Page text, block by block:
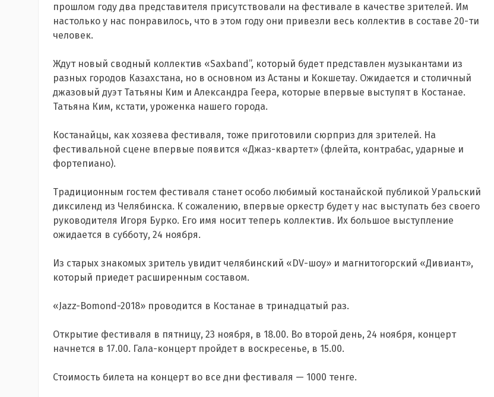
прошлом году два представителя присутствовали на фестивале в качестве зрителей. Им
настолько у нас понравилось, что в этом году они привезли весь коллектив в составе 20-ти
человек.
Ждут новый сводный коллектив «Saxband”, который будет представлен музыкантами из
разных городов Казахстана, но в основном из Астаны и Кокшетау. Ожидается и столичный
джазовый дуэт Татьяны Ким и Александра Геера, которые впервые выступят в Костанае.
Татьяна Ким, кстати, уроженка нашего города.
Костанайцы, как хозяева фестиваля, тоже приготовили сюрприз для зрителей. На
фестивальной сцене впервые появится «Джаз-квартет» (флейта, контрабас, ударные и
фортепиано).
Традиционным гостем фестиваля станет особо любимый костанайской публикой Уральский
диксиленд из Челябинска. К сожалению, впервые оркестр будет у нас выступать без своего
руководителя Игоря Бурко. Его имя носит теперь коллектив. Их большое выступление
ожидается в субботу, 24 ноября.
Из старых знакомых зритель увидит челябинский «DV-шоу» и магнитогорский «Дивиант»,
который приедет расширенным составом.
«Jazz-Bomond-2018» проводится в Костанае в тринадцатый раз.
Открытие фестиваля в пятницу, 23 ноября, в 18.00. Во второй день, 24 ноября, концерт
начнется в 17.00. Гала-концерт пройдет в воскресенье, в 15.00.
Стоимость билета на концерт во все дни фестиваля — 1000 тенге.